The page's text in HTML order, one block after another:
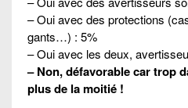
– Oui avec des protections
gants…) : 5%
– Oui avec les deux,
– Non, défavorable car trop
plus de la moitié !